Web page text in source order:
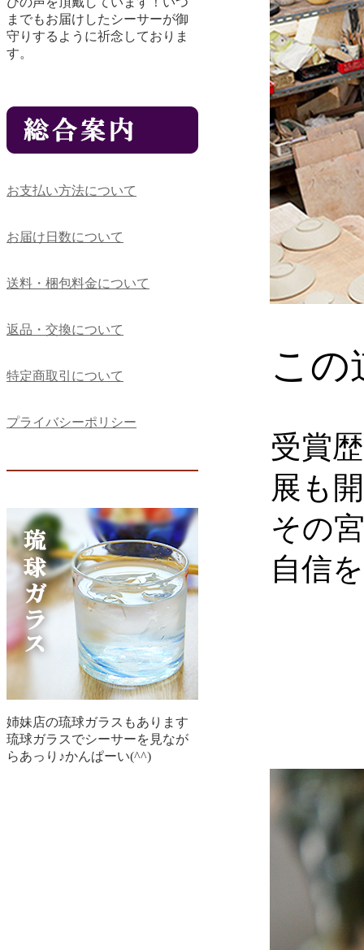
までもお届けしたシーサーが御
守りするように祈念しておりま
す。
お支払い方法について
お届け日数について
送料・梱包料金について
返品・交換について
特定商取引について
プライバシーポリシー
姉妹店の琉球ガラスもあります
琉球ガラスでシーサーを見なが
らあっり♪かんぱーい(^^)
この
受賞
展も
その
自信